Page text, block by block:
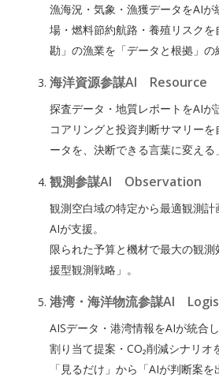
漁海況・気象・漁獲データをAIが
場・燃料節約航路・養殖リスクを
勘」の漁業を「データと根拠」の
海洋資源参謀AI Resource
探査データ・地質レポートをAIが
コアリングと投資判断サマリー
ータを、決断できる言葉に変える
観測参謀AI Observation
観測空白域の特定から最適観測計
AIが支援。
限られた予算と機材で最大の観
援型観測戦略」。
港湾・海洋物流参謀AI
AISデータ・港湾情報をAIが統合
割り当て提案・CO₂削減シナリオ
「見るだけ」から「AIが判断案を